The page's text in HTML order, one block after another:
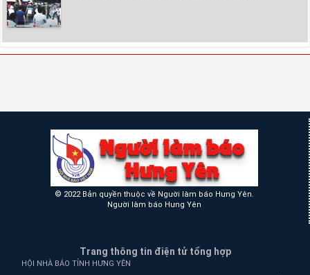
© 2022 Bản quyền thuộc về Người làm báo Hưng Yên.
Người làm báo Hưng Yên
Trang thông tin điện tử tổng hợp
HỘI NHÀ BÁO TỈNH HƯNG YÊN